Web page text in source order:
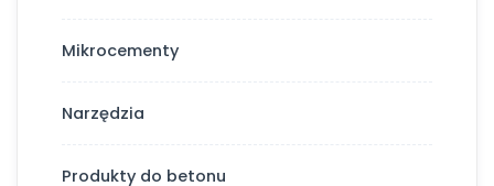
Mikrocementy
Narzędzia
Produkty do betonu